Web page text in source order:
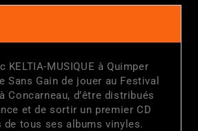
KELTIA-MUSIQUE à Quimper
Sans Gain de jouer au Festival
Concarneau, d’être distribués
et de sortir un premier CD
de tous ses albums vinyles.